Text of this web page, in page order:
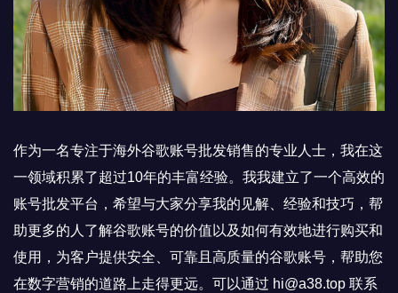
作为一名专注于海外谷歌账号批发销售的专业人士，我在这
一领域积累了超过10年的丰富经验。我我建立了一个高效的
账号批发平台，希望与大家分享我的见解、经验和技巧，帮
助更多的人了解谷歌账号的价值以及如何有效地进行购买和
使用，为客户提供安全、可靠且高质量的谷歌账号，帮助您
在数字营销的道路上走得更远。可以通过 hi@a38.top 联系